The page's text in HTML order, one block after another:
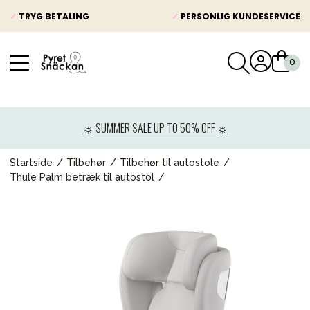
✓ TRYG BETALING ✓ PERSONLIG KUNDESERVICE
☼ SUMMER SALE UP TO 50% OFF ☼
Startside Tilbehør
Tilbehør til autostole
Thule Palm betræk til autostol
Barnevogne
Autostole
Legetøj og spil
Mor & Far
Møbler & sengetøj